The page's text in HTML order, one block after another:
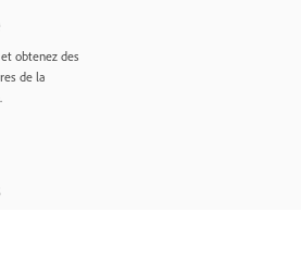
obtenez des
de la